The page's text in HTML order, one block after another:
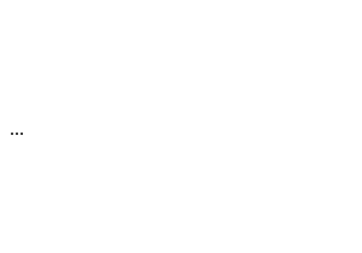
...